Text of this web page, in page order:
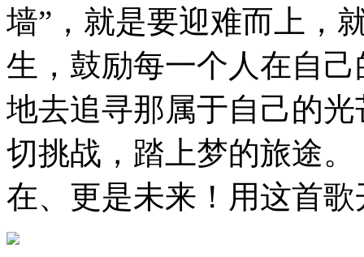
墙”，就是要迎难而上，
生，鼓励每一个人在自
地去追寻那属于自己的
切挑战，踏上梦的旅途
在、更是未来！用这首